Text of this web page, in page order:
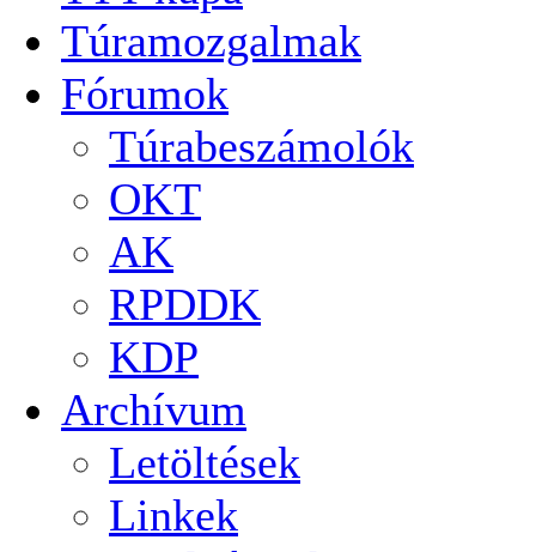
Túramozgalmak
Fórumok
Túrabeszámolók
OKT
AK
RPDDK
KDP
Archívum
Letöltések
Linkek